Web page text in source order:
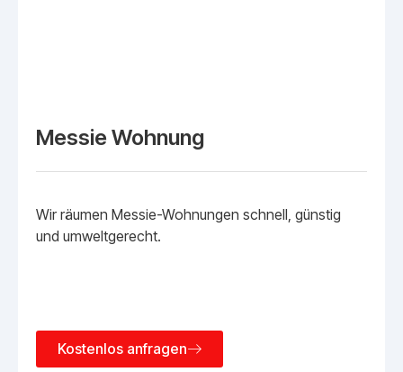
Messie Wohnung
Wir räumen Messie-Wohnungen schnell, günstig
und umweltgerecht.
Kostenlos anfragen